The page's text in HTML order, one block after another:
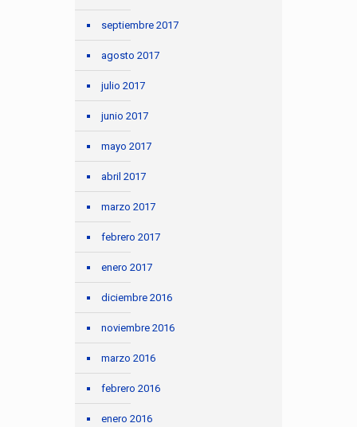
septiembre 2017
agosto 2017
julio 2017
junio 2017
mayo 2017
abril 2017
marzo 2017
febrero 2017
enero 2017
diciembre 2016
noviembre 2016
marzo 2016
febrero 2016
enero 2016